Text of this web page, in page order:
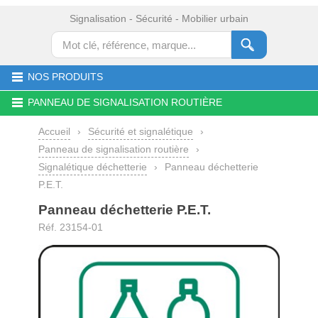
Signalisation - Sécurité - Mobilier urbain
NOS PRODUITS
PANNEAU DE SIGNALISATION ROUTIÈRE
Accueil › Sécurité et signalétique
›
Panneau de signalisation routière
›
Signalétique déchetterie
›
Panneau déchetterie
P.E.T.
Panneau déchetterie P.E.T.
Réf. 23154-01